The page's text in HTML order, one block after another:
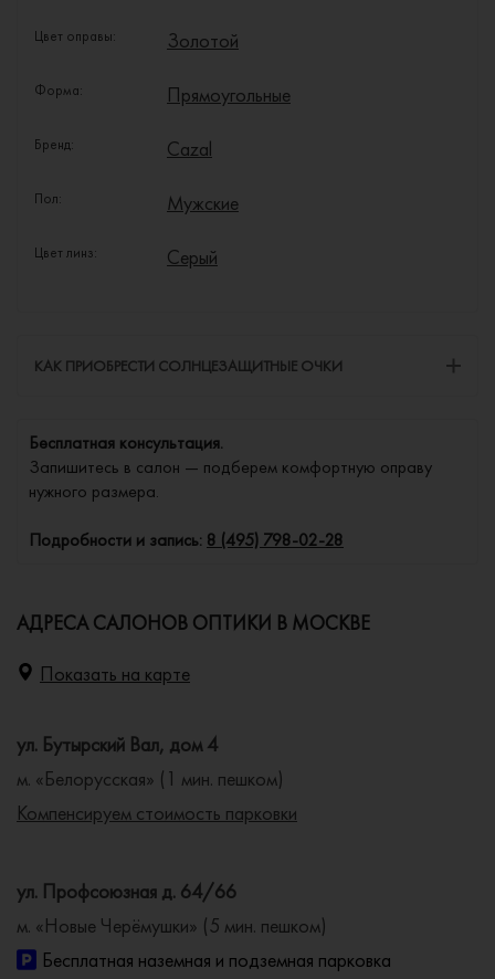
Цвет оправы: Золотой
Форма: Прямоугольные
Бренд: Cazal
Пол: Мужские
Цвет линз: Серый
КАК ПРИОБРЕСТИ СОЛНЦЕЗАЩИТНЫЕ ОЧКИ
Бесплатная консультация.
Запишитесь в салон — подберем комфортную оправу
нужного размера.
Подробности и запись: 8 (495) 798-02-28
АДРЕСА САЛОНОВ ОПТИКИ В МОСКВЕ
Показать на карте
ул. Бутырский Вал, дом 4
м. «Белорусская» (1 мин. пешком)
Компенсируем стоимость парковки
ул. Профсоюзная д. 64/66
м. «Новые Черёмушки» (5 мин. пешком)
Бесплатная наземная и подземная парковка